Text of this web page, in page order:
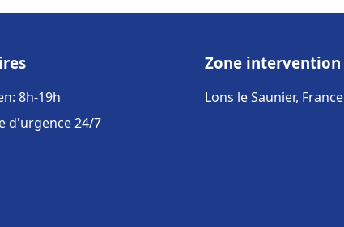
8h-19h
d'urgence 24/7
Zone intervention
Lons le Saunier, France